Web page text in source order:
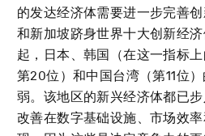
的发达经济体需要进一步完善
和新加坡跻身世界十大创新经
起，日本、韩国（在这一指标
第20位）和中国台湾（第11位
弱。该地区的新兴经济体都已
改善在数字基础设施、市场效